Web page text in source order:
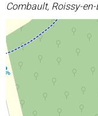
Combault, Roissy-